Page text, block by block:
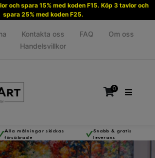
och spara 15% med koden F15. Köp 3 tavlor och
spara 25% med koden F25.
Kontakta oss FAQ
Om oss
Handelsvillkor
0
produkter i varukorgen.
Alla målningar skickas
försäkrade
Snabb & gratis
leverans